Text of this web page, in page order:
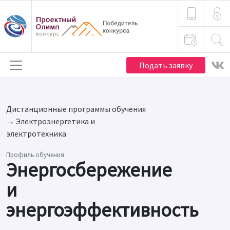
Подать заявку
Дистанционные программы обучения
→ Электро­энергетика и
электротехника
Профиль обучения
Энергосбережение
и
энергоэффективность